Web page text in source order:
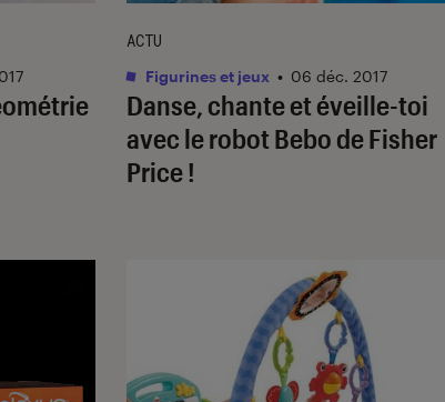
Danse, chante et éveille-toi
avec le robot Bebo de Fisher
Price !
ACTU
Figurines et jeux • 06 déc. 2017